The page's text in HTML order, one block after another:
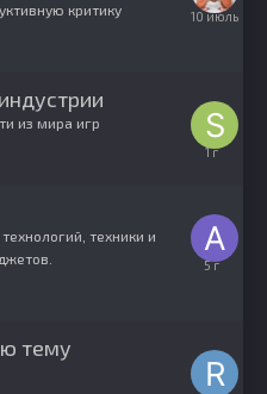
критику
10
из мира игр
техники и
10
тему